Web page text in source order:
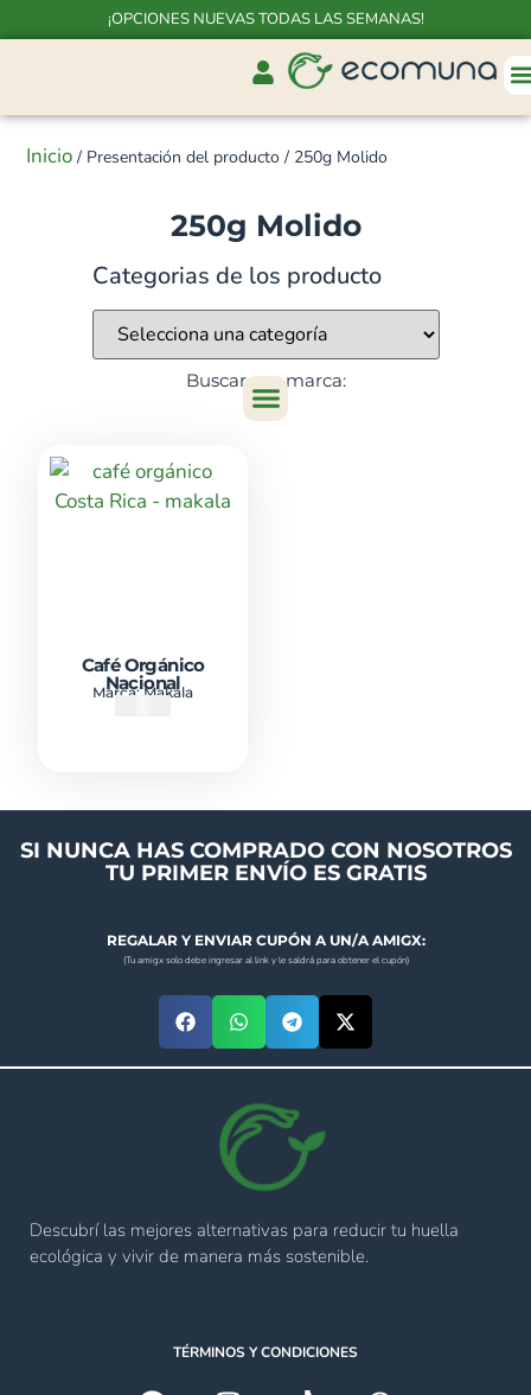
¡OPCIONES NUEVAS TODAS LAS SEMANAS!
Inicio / Presentación del producto / 250g Molido
250g Molido
Categorias de los producto
Buscar por marca:
Café Orgánico
Nacional
Marca:Makala
SI NUNCA HAS COMPRADO CON NOSOTROS
TU PRIMER ENVÍO ES GRATIS
REGALAR Y ENVIAR CUPÓN A UN/A AMIGX:
(Tu amigx solo debe ingresar al link y le saldrá para obtener el cupón)
Descubrí las mejores alternativas para reducir tu huella
ecológica y vivir de manera más sostenible.
TÉRMINOS Y CONDICIONES